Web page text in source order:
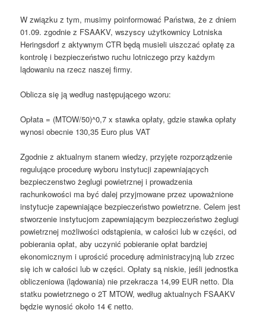
W związku z tym, musimy poinformować Państwa, że z dniem
01.09. zgodnie z FSAAKV, wszyscy użytkownicy Lotniska
Heringsdorf z aktywnym CTR będą musieli uiszczać opłatę za
kontrolę i bezpieczeństwo ruchu lotniczego przy każdym
lądowaniu na rzecz naszej firmy.
Oblicza się ją według następującego wzoru:
Opłata = (MTOW/50)^0,7 x stawka opłaty, gdzie stawka opłaty
wynosi obecnie 130,35 Euro plus VAT
Zgodnie z aktualnym stanem wiedzy, przyjęte rozporządzenie
regulujące procedurę wyboru instytucji zapewniających
bezpieczenstwo żeglugi powietrznej i prowadzenia
rachunkowości ma być dalej przyjmowane przez upoważnione
instytucje zapewniające bezpieczeństwo powietrzne. Celem jest
stworzenie instytucjom zapewniającym bezpieczeństwo żeglugi
powietrznej możliwości odstąpienia, w całości lub w części, od
pobierania opłat, aby uczynić pobieranie opłat bardziej
ekonomicznym i uprościć procedurę administracyjną lub zrzec
się ich w całości lub w części. Opłaty są niskie, jeśli jednostka
obliczeniowa (lądowania) nie przekracza 14,99 EUR netto. Dla
statku powietrznego o 2T MTOW, według aktualnych FSAAKV
będzie wynosić około 14 € netto.